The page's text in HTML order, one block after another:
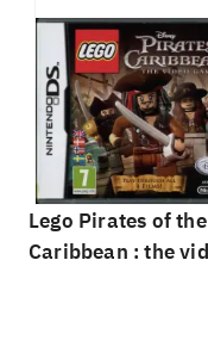
Lego Pirates of the
Caribbean : the